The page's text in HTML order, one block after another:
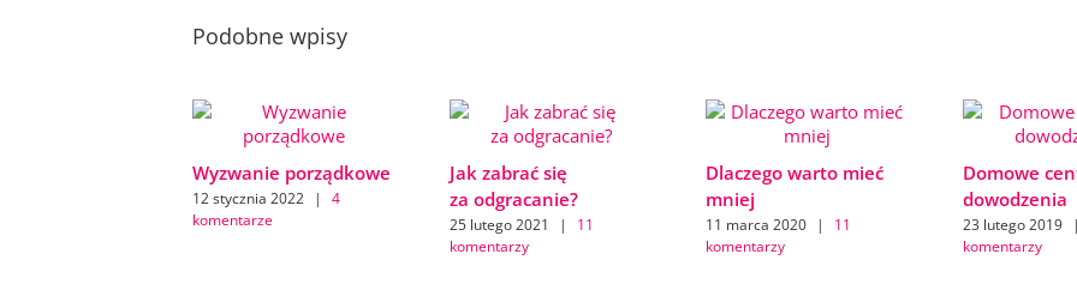
Podobne wpisy
Wyzwanie porządkowe
12 stycznia 2022 |
4
komentarze
Jak zabrać się
za odgracanie?
25 lutego 2021 |
11
komentarzy
Dlaczego warto mieć
mniej
11 marca 2020 |
11
komentarzy
Domowe
dowodzenia
23 lutego 2019 |
komentarzy